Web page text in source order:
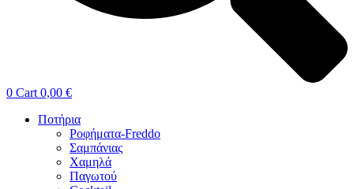
0 Cart 0,00 €
Ποτήρια
Ροφήματα-Freddo
Σαμπάνιας
Χαμηλά
Παγωτού